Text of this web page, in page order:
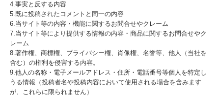
4.事実と反する内容
5.既に投稿されたコメントと同一の内容
6.当サイト等の内容・機能に関するお問合せやクレーム
7.当サイト等により提供する情報の内容・商品に関するお問合せやク
レーム
8.著作権、商標権、プライバシー権、肖像権、名誉等、他人（当社を
含む）の権利を侵害する内容。
9.他人の名称・電子メールアドレス・住所・電話番号等個人を特定し
うる情報（投稿者名や投稿内容において使用される場合を含みます
が、これらに限られません）